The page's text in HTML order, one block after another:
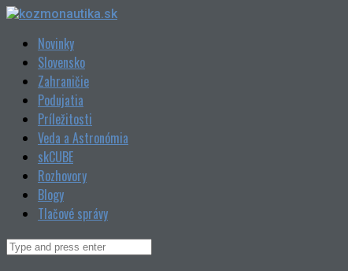
Skip
contentNovinky
Slovensko
Zahraničie
Podujatia
Príležitosti
Veda a Astronómia
skCUBE
Rozhovory
Blogy
Tlačové správy
Search